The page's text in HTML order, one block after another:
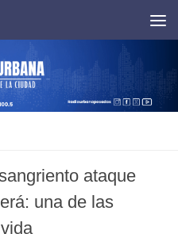
ataque
una de las